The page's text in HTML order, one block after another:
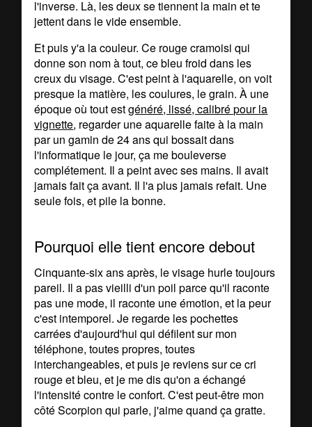
l'inverse. Là, les deux se tiennent la main et te
jettent dans le vide ensemble.
Et puis y'a la couleur. Ce rouge cramoisi qui
donne son nom à tout, ce bleu froid dans les
creux du visage. C'est peint à l'aquarelle, on voit
presque la matière, les coulures, le grain. À une
époque où tout estgénéré, lissé, calibré pour la
vignette, regarder une aquarelle faite à la main
par un gamin de 24 ans qui bossait dans
l'informatique le jour, ça me bouleverse
complétement. Il a peint avec ses mains. Il avait
jamais fait ça avant. Il l'a plus jamais refait. Une
seule fois, et pile la bonne.
Pourquoi elle tient encore debout
Cinquante-six ans après, le visage hurle toujours
pareil. Il a pas vieilli d'un poil parce qu'il raconte
pas une mode, il raconte une émotion, et la peur
c'est intemporel. Je regarde les pochettes
carrées d'aujourd'hui qui défilent sur mon
téléphone, toutes propres, toutes
interchangeables, et puis je reviens sur ce cri
rouge et bleu, et je me dis qu'on a échangé
l'intensité contre le confort. C'est peut-être mon
côté Scorpion qui parle, j'aime quand ça gratte.